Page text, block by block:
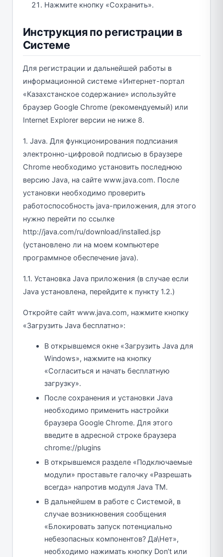
Нажмите кнопку «Сохранить».
Инструкция по регистрации в
Системе
Для регистрации и дальнейшей работы в
информационной системе «Интернет-портал
«Казахстанское содержание» используйте
браузер Google Chrome (рекомендуемый) или
Internet Explorer версии не ниже 8.
1. Java. Для функционирования подпсиания
электронно-цифровой подписью в браузере
Chrome необходимо установить последнюю
версию Java, на сайте www.java.com. После
установки необходимо проверить
работоспособность java-приложения, для этого
нужно перейти по ссылке
http://java.com/ru/download/installed.jsp
(установлено ли на моем компьютере
программное обеспечение java).
1.1. Установка Java приложения (в случае если
Java установлена, перейдите к пункту 1.2.)
Откройте сайт www.java.com, нажмите кнопку
«Загрузить Java бесплатно»:
В открывшемся окне «Загрузить Java для
Windows», нажмите на кнопку
«Согласиться и начать бесплатную
загрузку».
После сохранения и установки Java
необходимо применить настройки
браузера Google Chrome. Для этого
введите в адресной строке браузера
chrome://plugins
В открывшемся разделе «Подключаемые
модули» проставьте галочку «Разрешать
всегда» напротив модуля Java TM.
В дальнейшем в работе с Системой, в
случае возникновения сообщения
«Блокировать запуск потенциально
небезопасных компонентов? Да\Нет»,
необходимо нажимать кнопку Don’t или